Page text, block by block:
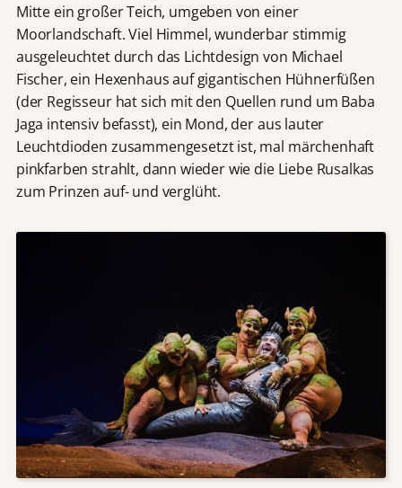
Mitte ein großer Teich, umgeben von einer
Moorlandschaft. Viel Himmel, wunderbar stimmig
ausgeleuchtet durch das Lichtdesign von Michael
Fischer, ein Hexenhaus auf gigantischen Hühnerfüßen
(der Regisseur hat sich mit den Quellen rund um Baba
Jaga intensiv befasst), ein Mond, der aus lauter
Leuchtdioden zusammengesetzt ist, mal märchenhaft
pinkfarben strahlt, dann wieder wie die Liebe Rusalkas
zum Prinzen auf- und verglüht.